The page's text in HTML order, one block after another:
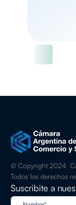
© Copyright 2024
Todos los derechos
Suscribite a